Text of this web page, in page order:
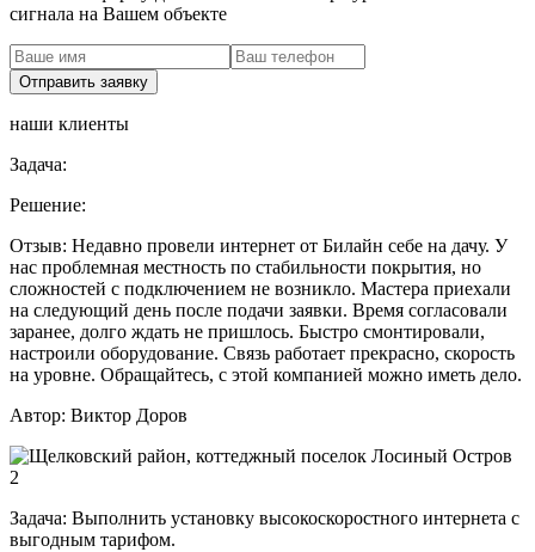
сигнала на Вашем объекте
наши клиенты
Задача:
Решение:
Отзыв: Недавно провели интернет от Билайн себе на дачу. У
нас проблемная местность по стабильности покрытия, но
сложностей с подключением не возникло. Мастера приехали
на следующий день после подачи заявки. Время согласовали
заранее, долго ждать не пришлось. Быстро смонтировали,
настроили оборудование. Связь работает прекрасно, скорость
на уровне. Обращайтесь, с этой компанией можно иметь дело.
Автор: Виктор Доров
Задача: Выполнить установку высокоскоростного интернета с
выгодным тарифом.